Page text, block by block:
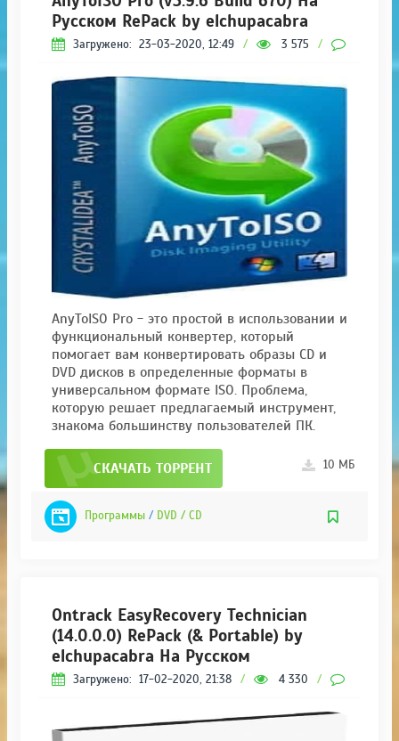
Русском RePack by elchupacabra
Загружено: 23-03-2020, 12:49 / 3 575 /
AnyToISO Pro - это простой в использовании и
функциональный конвертер, который
помогает вам конвертировать образы CD и
DVD дисков в определенные форматы в
универсальном формате ISO. Проблема,
которую решает предлагаемый инструмент,
знакома большинству пользователей ПК.
СКАЧАТЬ ТОРРЕНТ 10 МБ
Программы / DVD / CD
Ontrack EasyRecovery Technician
(14.0.0.0) RePack (& Portable) by
elchupacabra На Русском
Загружено: 17-02-2020, 21:38 / 4 330 /